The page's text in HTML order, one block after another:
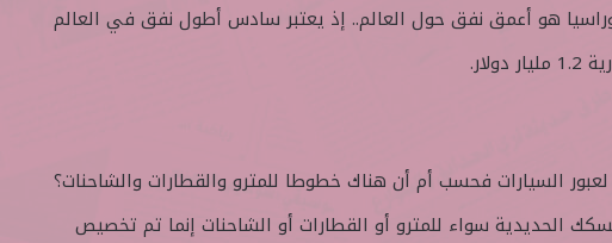
هو أعمق نفق حول العالم.. إذ يعتبر سادس أطول نفق في العالم
السيارات فحسب أم أن هناك خطوطا للمترو والقطارات والشاحنات؟
الحديدية سواء للمترو أو القطارات أو الشاحنات إنما تم تخصيص